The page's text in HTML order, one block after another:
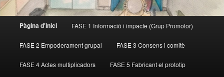
Aneu
al
contingut
Aneu
al
contingut
Pàgina d'inici FASE 1 Informació i impacte (Grup Promotor)
FASE 2 Empoderament grupal FASE 3 Consens i comitè
FASE 4 Actes multiplicadors FASE 5 Fabricant el prototip